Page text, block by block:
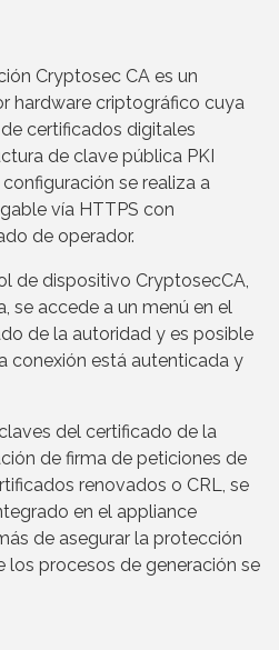
Cryptosec CA es un
hardware criptográfico cuya
certificados digitales
de clave pública PKI
se realiza a
vía HTTPS con
de operador.
de dispositivo CryptosecCA,
se accede a un menú en el
de la autoridad y es posible
conexión está autenticada y
del certificado de la
de firma de peticiones de
renovados o CRL, se
en el appliance
de asegurar la protección
los procesos de generación se